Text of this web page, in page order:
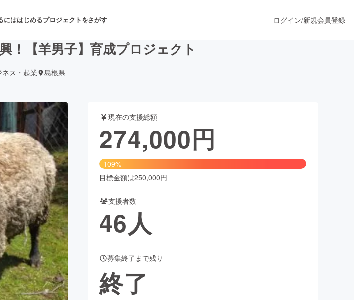
にははじめるプロジェクトをさがす
舞台・パフォーマンス
フード・飲食店 ファッション
アニメ・漫画
ビューティー・ヘルスケア
GoodCAMPFIRE Creation
と納税machi-yaコミュニティ
ログイン/新規会員登録
！【羊男子】育成プロジェクト
ネス・起業 島根県
現在の支援総額
274,000円
109%
目標金額は250,000円
支援者数
46人
募集終了まで残り
終了